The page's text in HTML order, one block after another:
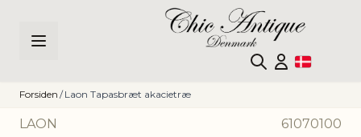
Forsiden / Laon Tapasbræt akacietræ
LAON 61070100